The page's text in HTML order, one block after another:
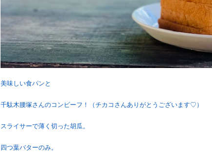
美味しい食パンと
千駄木腰塚さんのコンビーフ！（チカコさんありがとうございます♡）
スライサーで薄く切った胡瓜。
四つ葉バターのみ。